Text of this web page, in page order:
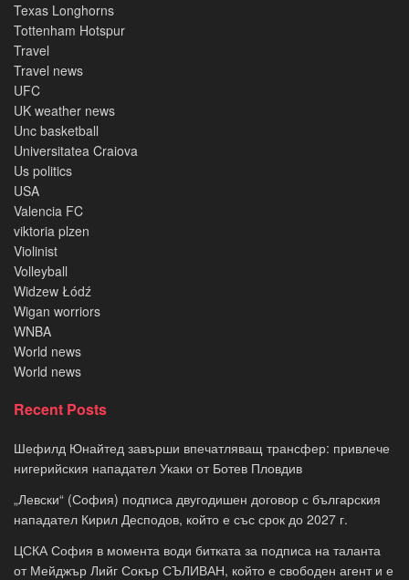
Texas Longhorns
Tottenham Hotspur
Travel
Travel news
UFC
UK weather news
Unc basketball
Universitatea Craiova
Us politics
USA
Valencia FC
viktoria plzen
Violinist
Volleyball
Widzew Łódź
Wigan worriors
WNBA
World news
World news
Recent Posts
Шефилд Юнайтед завърши впечатляващ трансфер: привлече
нигерийския нападател Укаки от Ботев Пловдив
„Левски“ (София) подписа двугодишен договор с българския
нападател Кирил Десподов, който е със срок до 2027 г.
ЦСКА София в момента води битката за подписа на таланта
от Мейджър Лийг Сокър СЪЛИВАН, който е свободен агент и е